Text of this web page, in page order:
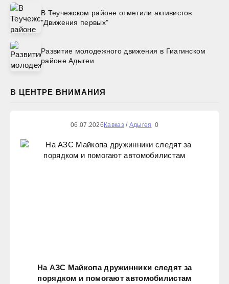
В Теучежском районе отметили активистов
"Движения первых"
Развитие молодежного движения в Гиагинском
районе Адыгеи
В ЦЕНТРЕ ВНИМАНИЯ
06.07.2026 Кавказ / Адыгея 0
На АЗС Майкопа дружинники следят за
порядком и помогают автомобилистам